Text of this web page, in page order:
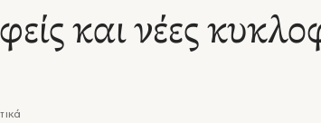
και νέες